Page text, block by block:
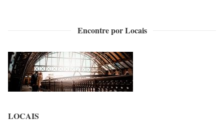
Encontre por Locais
LOCAIS